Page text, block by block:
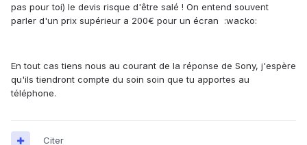
pas pour toi) le devis risque d'être salé ! On entend souvent
parler d'un prix supérieur a 200€ pour un écran :wacko:
En tout cas tiens nous au courant de la réponse de Sony, j'espère
qu'ils tiendront compte du soin soin que tu apportes au
téléphone.
Citer